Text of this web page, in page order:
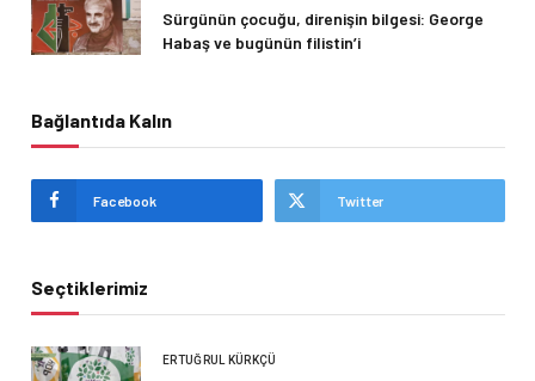
Sürgünün çocuğu, direnişin bilgesi: George
Habaş ve bugünün filistin’i
Bağlantıda Kalın
Facebook Twitter
Seçtiklerimiz
ERTUĞRUL KÜRKÇÜ